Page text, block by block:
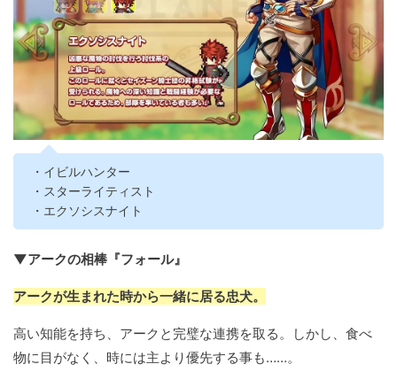
・イビルハンター
・スターライティスト
・エクソシスナイト
▼アークの相棒『フォール』
アークが生まれた時から一緒に居る忠犬。
高い知能を持ち、アークと完璧な連携を取る。しかし、食べ
物に目がなく、時には主より優先する事も……。